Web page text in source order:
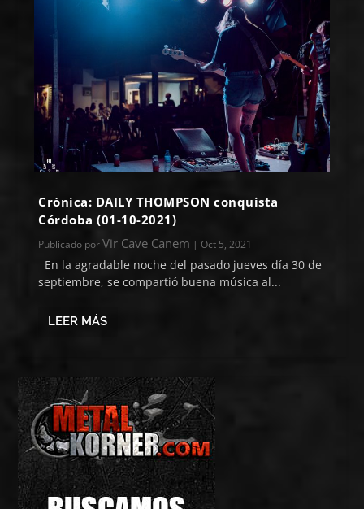
Crónica: DAILY THOMPSON conquista
Córdoba (01-10-2021)
Publicado porVir Cave Canem | Oct 5, 2021
En la agradable noche del pasado jueves día 30 de
septiembre, se compartió buena música al...
LEER MÁS